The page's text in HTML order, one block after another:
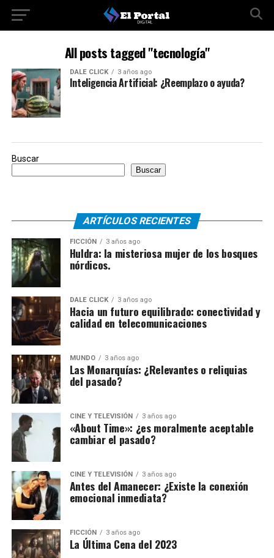
All posts tagged "tecnología"
DALE CLICK 3 años ago
Inteligencia Artificial: ¿Reemplazo o ayuda?
Buscar
Buscar
ARTÍCULOS RECIENTES
FICCIÓN 3 años ago
Huldra: la misteriosa mujer de los bosques
nórdicos.
DALE CLICK 3 años ago
Hacia un futuro equilibrado: conectividad y
calidad en telecomunicaciones
MUNDO 3 años ago
Las Monarquías: ¿Relevantes o reliquias
del pasado?
CINE Y TELEVISIÓN 3 años ago
«About Time»: ¿es moralmente aceptable
cambiar el pasado?
CINE Y TELEVISIÓN 3 años ago
Antes del Amanecer: ¿Existe la conexión
emocional inmediata?
FICCIÓN 3 años ago
La Última Cena del 2023